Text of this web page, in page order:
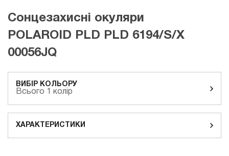
Сонцезахисні окуляри
POLAROID PLD PLD 6194/S/X
00056JQ
ВИБІР КОЛЬОРУ
Всього 1 колір
ХАРАКТЕРИСТИКИ